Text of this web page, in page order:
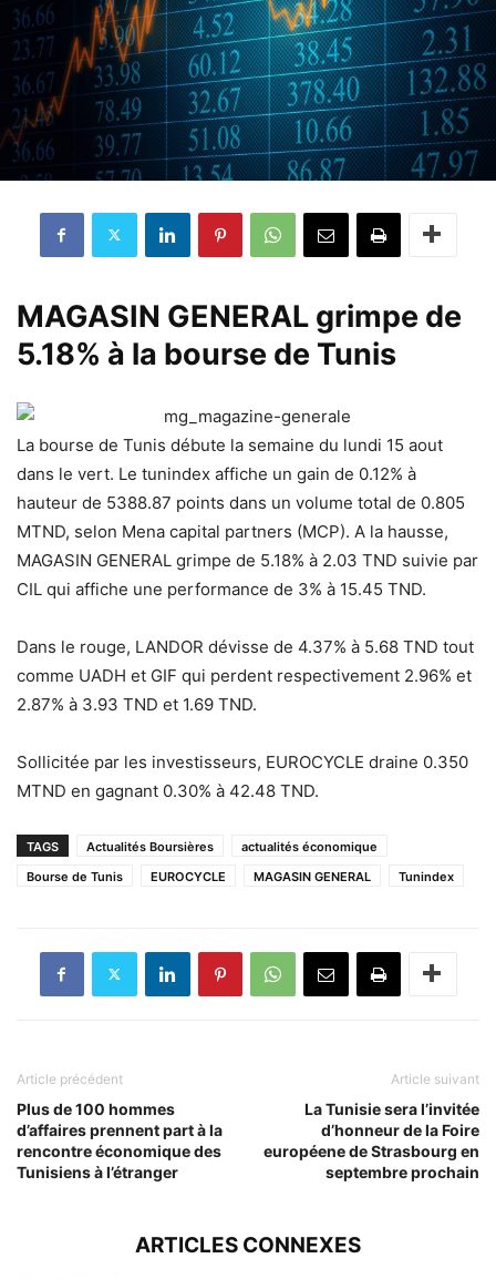
MAGASIN GENERAL grimpe de
5.18% à la bourse de Tunis
La bourse de Tunis débute la semaine du lundi 15 aout
dans le vert. Le tunindex affiche un gain de 0.12% à
hauteur de 5388.87 points dans un volume total de 0.805
MTND, selon Mena capital partners (MCP). A la hausse,
MAGASIN GENERAL grimpe de 5.18% à 2.03 TND suivie par
CIL qui affiche une performance de 3% à 15.45 TND.
Dans le rouge, LANDOR dévisse de 4.37% à 5.68 TND tout
comme UADH et GIF qui perdent respectivement 2.96% et
2.87% à 3.93 TND et 1.69 TND.
Sollicitée par les investisseurs, EUROCYCLE draine 0.350
MTND en gagnant 0.30% à 42.48 TND.
TAGS Actualités Boursières
actualités économique
Bourse de Tunis
EUROCYCLE MAGASIN GENERAL Tunindex
Article précédent
Plus de 100 hommes
d’affaires prennent part à la
rencontre économique des
Tunisiens à l’étranger
Article suivant
La Tunisie sera l’invitée
d’honneur de la Foire
européene de Strasbourg en
septembre prochain
ARTICLES CONNEXES